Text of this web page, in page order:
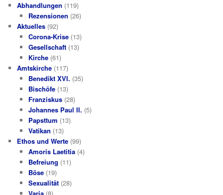
Abhandlungen (119)
Rezensionen (26)
Aktuelles (92)
Corona-Krise(13)
Gesellschaft(13)
Kirche(61)
Amtskirche (117)
Benedikt XVI. (35)
Bischöfe(13)
Franziskus(28)
Johannes Paul II. (5)
Papsttum (13)
Vatikan (13)
Ethos und Werte (99)
Amoris Laetitia(4)
Befreiung (11)
Böse(19)
Sexualität(28)